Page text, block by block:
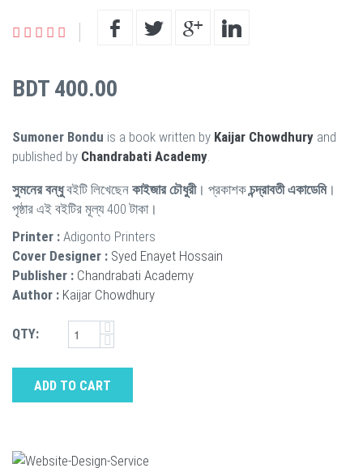
BDT 400.00
Sumoner Bondu is a book written by Kaijar Chowdhury and
published by Chandrabati Academy
সুমনের বন্ধুবইটি লিখেছেন কাইজার চৌধুরী। প্রকাশকচন্দ্রাবতী একাডেমি।
পৃষ্ঠার এই বইটির মূল্য 400 টাকা।
Printer : Adigonto Printers
Cover Designer : Syed Enayet Hossain
Publisher : Chandrabati Academy
Author : Kaijar Chowdhury
QTY:
ADD TO CART